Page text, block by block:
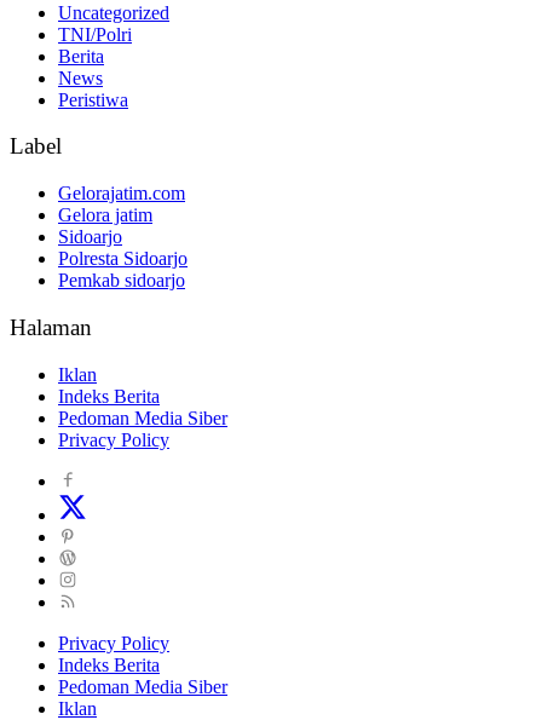
Uncategorized
TNI/Polri
Berita
News
Peristiwa
Label
Gelorajatim.com
Gelora jatim
Sidoarjo
Polresta Sidoarjo
Pemkab sidoarjo
Halaman
Iklan
Indeks Berita
Pedoman Media Siber
Privacy Policy
Privacy Policy
Indeks Berita
Pedoman Media Siber
Iklan